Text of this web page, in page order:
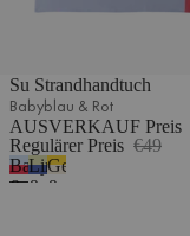
Su Strandhandtuch
Babyblau & Rot
AUSVERKAUF Preis
Regulärer Preis €49
Babyblau
&
Limette
&
Gelb
&